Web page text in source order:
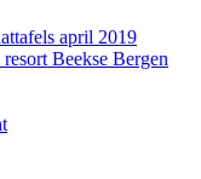
april 2019
Beekse Bergen